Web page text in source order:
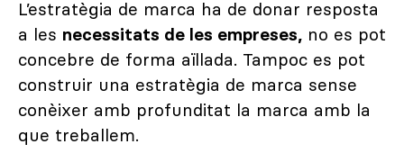
L’estratègia de marca ha de donar resposta
a les necessitats de les empreses, no es pot
concebre de forma aïllada. Tampoc es pot
construir una estratègia de marca sense
conèixer amb profunditat la marca amb la
que treballem.